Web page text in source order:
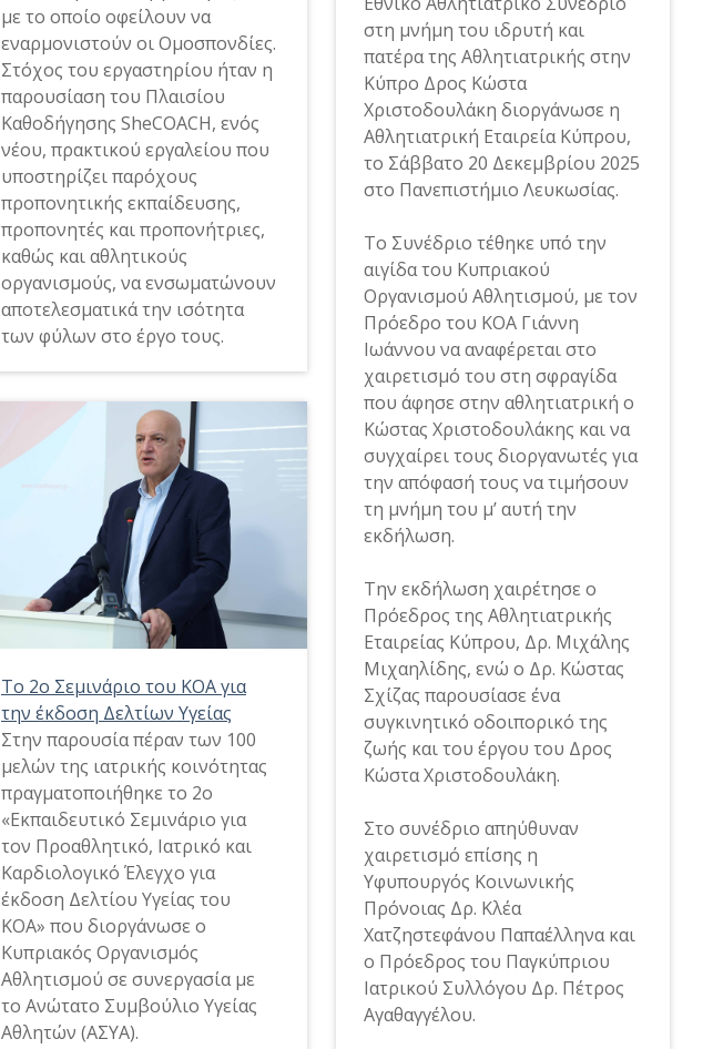
με το οποίο οφείλουν να
εναρμονιστούν οι Ομοσπονδίες.
Στόχος του εργαστηρίου ήταν η
παρουσίαση του Πλαισίου
Καθοδήγησης SheCOACH, ενός
νέου, πρακτικού εργαλείου που
υποστηρίζει παρόχους
προπονητικής εκπαίδευσης,
προπονητές και προπονήτριες,
καθώς και αθλητικούς
οργανισμούς, να ενσωματώνουν
αποτελεσματικά την ισότητα
των φύλων στο έργο τους.
στη μνήμη του ιδρυτή και
πατέρα της Αθλητιατρικής στην
Κύπρο Δρος Κώστα
Χριστοδουλάκη διοργάνωσε η
Αθλητιατρική Εταιρεία Κύπρου,
το Σάββατο 20 Δεκεμβρίου 2025
στο Πανεπιστήμιο Λευκωσίας.
Το Συνέδριο τέθηκε υπό την
αιγίδα του Κυπριακού
Οργανισμού Αθλητισμού, με τον
Πρόεδρο του ΚΟΑ Γιάννη
Ιωάννου να αναφέρεται στο
χαιρετισμό του στη σφραγίδα
που άφησε στην αθλητιατρική ο
Κώστας Χριστοδουλάκης και να
συγχαίρει τους διοργανωτές για
την απόφασή τους να τιμήσουν
τη μνήμη του μ’ αυτή την
εκδήλωση.
Την εκδήλωση χαιρέτησε ο
Πρόεδρος της Αθλητιατρικής
Εταιρείας Κύπρου, Δρ. Μιχάλης
Μιχαηλίδης, ενώ ο Δρ. Κώστας
Σχίζας παρουσίασε ένα
συγκινητικό οδοιπορικό της
ζωής και του έργου του Δρος
Κώστα Χριστοδουλάκη.
Στο συνέδριο απηύθυναν
χαιρετισμό επίσης η
Υφυπουργός Κοινωνικής
Πρόνοιας Δρ. Κλέα
Χατζηστεφάνου Παπαέλληνα και
ο Πρόεδρος του Παγκύπριου
Ιατρικού Συλλόγου Δρ. Πέτρος
Αγαθαγγέλου.
Το 2ο Σεμινάριο του ΚΟΑ για
την έκδοση Δελτίων Υγείας
Στην παρουσία πέραν των 100
μελών της ιατρικής κοινότητας
πραγματοποιήθηκε το 2ο
«Εκπαιδευτικό Σεμινάριο για
τον Προαθλητικό, Ιατρικό και
Καρδιολογικό Έλεγχο για
έκδοση Δελτίου Υγείας του
ΚΟΑ» που διοργάνωσε ο
Κυπριακός Οργανισμός
Αθλητισμού σε συνεργασία με
το Ανώτατο Συμβούλιο Υγείας
Αθλητών (ΑΣΥΑ).